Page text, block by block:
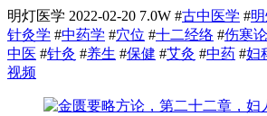
明灯医学 2022-02-20 7.0W #古中医学 #
针灸学 #中药学 #穴位 #十二经络 #伤寒论
中医 #针灸 #养生 #保健 #艾灸 #中药 #妇
视频